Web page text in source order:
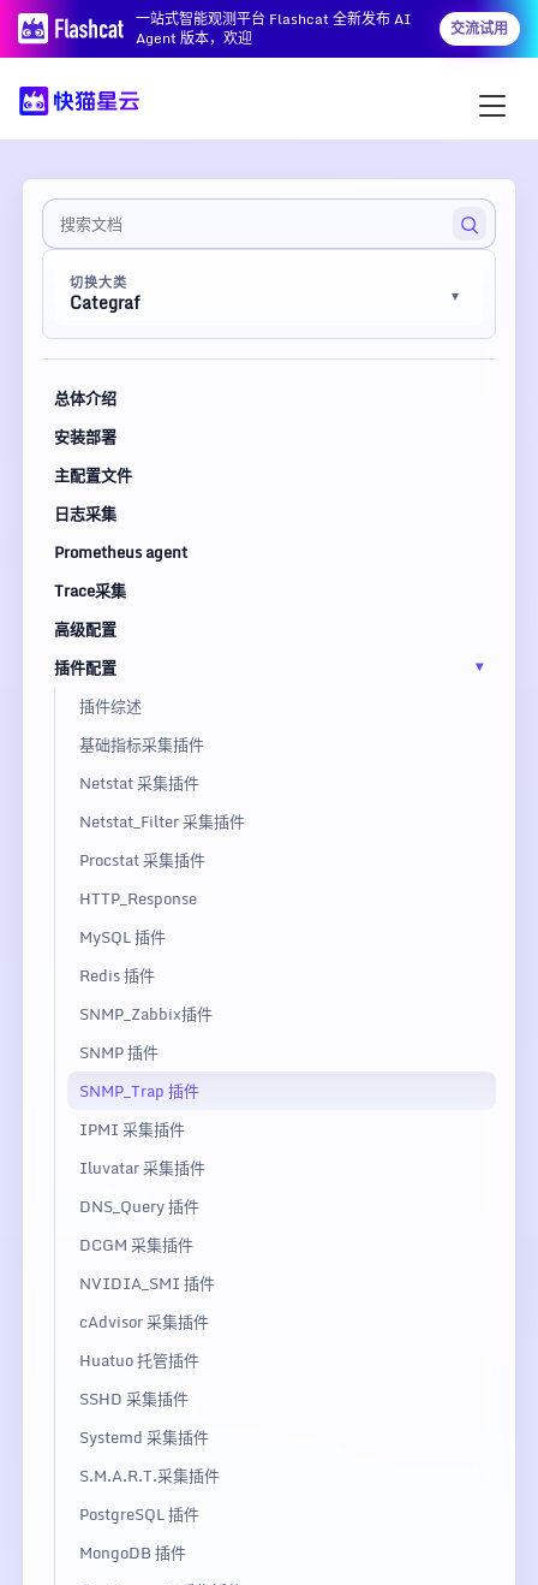
一站式智能观测平台 Flashcat 全新发布 AI
Agent 版本，欢迎
交流试用
切换大类
Categraf
总体介绍
安装部署
主配置文件
日志采集
Prometheus agent
Trace采集
高级配置
插件配置
插件综述
基础指标采集插件
Netstat 采集插件
Netstat_Filter 采集插件
Procstat 采集插件
HTTP_Response
MySQL 插件
Redis 插件
SNMP_Zabbix插件
SNMP 插件
SNMP_Trap 插件
IPMI 采集插件
Iluvatar 采集插件
DNS_Query 插件
DCGM 采集插件
NVIDIA_SMI 插件
cAdvisor 采集插件
Huatuo 托管插件
SSHD 采集插件
Systemd 采集插件
S.M.A.R.T.采集插件
PostgreSQL 插件
MongoDB 插件